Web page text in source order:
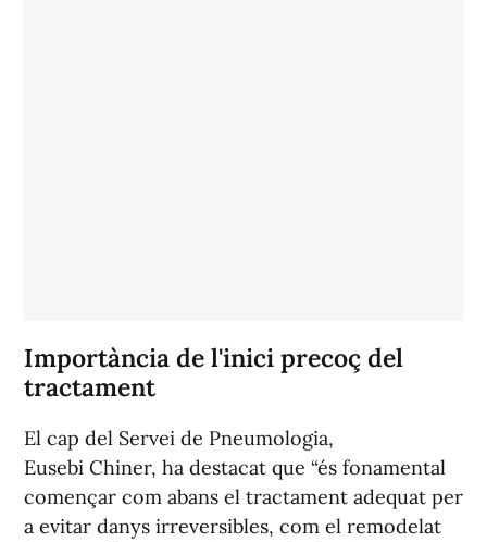
Importància de l'inici precoç del
tractament
El cap del Servei de Pneumologia,
Eusebi Chiner, ha destacat que “és fonamental
començar com abans el tractament adequat per
a evitar danys irreversibles, com el remodelat